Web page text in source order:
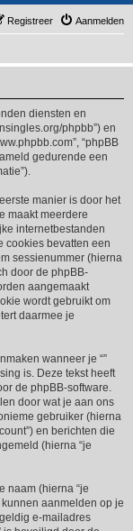
Aanmelden
Registreer
diensten en
phpbb”) en
“phpBB
gedurende een
manier is door het
maakt meerdere
internetbestanden
cookies bevatten een
sessienummer (hierna
door de phpBB-
aangemaakt
wordt gebruikt om
daarmee je
wanneer je “”
is. Deze tekst heeft
de phpBB-software.
door wat je aan ons
gebruiker (hierna
en berichten die
(hierna “je
naam (hierna “je
aanmelden op je
e-mailadres